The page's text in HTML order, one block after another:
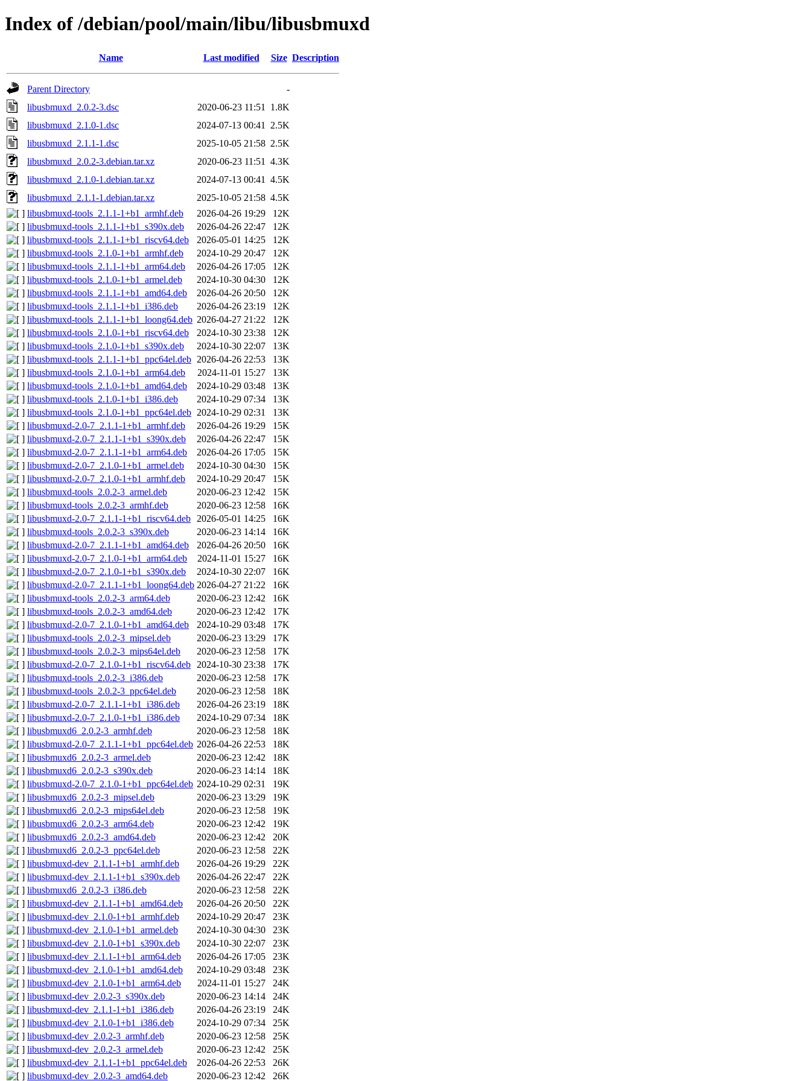
Index of /debian/pool/main/libu/libusbmuxd
Name Last modified Size Description
Parent Directory
-
libusbmuxd_2.0.2-3.dsc
2020-06-23 11:51
1.8K
libusbmuxd_2.1.0-1.dsc
2024-07-13 00:41
2.5K
libusbmuxd_2.1.1-1.dsc
2025-10-05 21:58 2.5K
libusbmuxd_2.0.2-3.debian.tar.xz
2020-06-23 11:51
4.3K
libusbmuxd_2.1.0-1.debian.tar.xz
2024-07-13 00:41
4.5K
libusbmuxd_2.1.1-1.debian.tar.xz
2025-10-05 21:58 4.5K
libusbmuxd-tools_2.1.1-1+b1_armhf.deb
2026-04-26 19:29
12K
libusbmuxd-tools_2.1.1-1+b1_s390x.deb
2026-04-26 22:47
12K
libusbmuxd-tools_2.1.1-1+b1_riscv64.deb
2026-05-01 14:25
12K
libusbmuxd-tools_2.1.0-1+b1_armhf.deb
2024-10-29 20:47
12K
libusbmuxd-tools_2.1.1-1+b1_arm64.deb
2026-04-26 17:05
12K
libusbmuxd-tools_2.1.0-1+b1_armel.deb
2024-10-30 04:30
12K
libusbmuxd-tools_2.1.1-1+b1_amd64.deb
2026-04-26 20:50
12K
libusbmuxd-tools_2.1.1-1+b1_i386.deb
2026-04-26 23:19
12K
libusbmuxd-tools_2.1.1-1+b1_loong64.deb 2026-04-27 21:22
12K
libusbmuxd-tools_2.1.0-1+b1_riscv64.deb
2024-10-30 23:38
12K
libusbmuxd-tools_2.1.0-1+b1_s390x.deb
2024-10-30 22:07
13K
libusbmuxd-tools_2.1.1-1+b1_ppc64el.deb 2026-04-26 22:53
13K
libusbmuxd-tools_2.1.0-1+b1_arm64.deb
2024-11-01 15:27
13K
libusbmuxd-tools_2.1.0-1+b1_amd64.deb
2024-10-29 03:48
13K
libusbmuxd-tools_2.1.0-1+b1_i386.deb
2024-10-29 07:34
13K
libusbmuxd-tools_2.1.0-1+b1_ppc64el.deb 2024-10-29 02:31
13K
libusbmuxd-2.0-7_2.1.1-1+b1_armhf.deb
2026-04-26 19:29
15K
libusbmuxd-2.0-7_2.1.1-1+b1_s390x.deb
2026-04-26 22:47
15K
libusbmuxd-2.0-7_2.1.1-1+b1_arm64.deb
2026-04-26 17:05
15K
libusbmuxd-2.0-7_2.1.0-1+b1_armel.deb
2024-10-30 04:30
15K
libusbmuxd-2.0-7_2.1.0-1+b1_armhf.deb
2024-10-29 20:47
15K
libusbmuxd-tools_2.0.2-3_armel.deb
2020-06-23 12:42
15K
libusbmuxd-tools_2.0.2-3_armhf.deb
2020-06-23 12:58
16K
libusbmuxd-2.0-7_2.1.1-1+b1_riscv64.deb
2026-05-01 14:25
16K
libusbmuxd-tools_2.0.2-3_s390x.deb
2020-06-23 14:14
16K
libusbmuxd-2.0-7_2.1.1-1+b1_amd64.deb
2026-04-26 20:50
16K
libusbmuxd-2.0-7_2.1.0-1+b1_arm64.deb
2024-11-01 15:27
16K
libusbmuxd-2.0-7_2.1.0-1+b1_s390x.deb
2024-10-30 22:07
16K
libusbmuxd-2.0-7_2.1.1-1+b1_loong64.deb 2026-04-27 21:22
16K
libusbmuxd-tools_2.0.2-3_arm64.deb
2020-06-23 12:42
16K
libusbmuxd-tools_2.0.2-3_amd64.deb
2020-06-23 12:42
17K
libusbmuxd-2.0-7_2.1.0-1+b1_amd64.deb
2024-10-29 03:48
17K
libusbmuxd-tools_2.0.2-3_mipsel.deb
2020-06-23 13:29
17K
libusbmuxd-tools_2.0.2-3_mips64el.deb
2020-06-23 12:58
17K
libusbmuxd-2.0-7_2.1.0-1+b1_riscv64.deb
2024-10-30 23:38
17K
libusbmuxd-tools_2.0.2-3_i386.deb
2020-06-23 12:58
17K
libusbmuxd-tools_2.0.2-3_ppc64el.deb
2020-06-23 12:58
18K
libusbmuxd-2.0-7_2.1.1-1+b1_i386.deb
2026-04-26 23:19
18K
libusbmuxd-2.0-7_2.1.0-1+b1_i386.deb
2024-10-29 07:34
18K
libusbmuxd6_2.0.2-3_armhf.deb
2020-06-23 12:58
18K
libusbmuxd-2.0-7_2.1.1-1+b1_ppc64el.deb 2026-04-26 22:53
18K
libusbmuxd6_2.0.2-3_armel.deb
2020-06-23 12:42
18K
libusbmuxd6_2.0.2-3_s390x.deb
2020-06-23 14:14
18K
libusbmuxd-2.0-7_2.1.0-1+b1_ppc64el.deb 2024-10-29 02:31
19K
libusbmuxd6_2.0.2-3_mipsel.deb
2020-06-23 13:29
19K
libusbmuxd6_2.0.2-3_mips64el.deb
2020-06-23 12:58
19K
libusbmuxd6_2.0.2-3_arm64.deb
2020-06-23 12:42
19K
libusbmuxd6_2.0.2-3_amd64.deb
2020-06-23 12:42
20K
libusbmuxd6_2.0.2-3_ppc64el.deb
2020-06-23 12:58
22K
libusbmuxd-dev_2.1.1-1+b1_armhf.deb
2026-04-26 19:29
22K
libusbmuxd-dev_2.1.1-1+b1_s390x.deb
2026-04-26 22:47
22K
libusbmuxd6_2.0.2-3_i386.deb
2020-06-23 12:58
22K
libusbmuxd-dev_2.1.1-1+b1_amd64.deb
2026-04-26 20:50
22K
libusbmuxd-dev_2.1.0-1+b1_armhf.deb
2024-10-29 20:47
23K
libusbmuxd-dev_2.1.0-1+b1_armel.deb
2024-10-30 04:30
23K
libusbmuxd-dev_2.1.0-1+b1_s390x.deb
2024-10-30 22:07
23K
libusbmuxd-dev_2.1.1-1+b1_arm64.deb
2026-04-26 17:05
23K
libusbmuxd-dev_2.1.0-1+b1_amd64.deb
2024-10-29 03:48
23K
libusbmuxd-dev_2.1.0-1+b1_arm64.deb
2024-11-01 15:27
24K
libusbmuxd-dev_2.0.2-3_s390x.deb
2020-06-23 14:14
24K
libusbmuxd-dev_2.1.1-1+b1_i386.deb
2026-04-26 23:19
24K
libusbmuxd-dev_2.1.0-1+b1_i386.deb
2024-10-29 07:34
25K
libusbmuxd-dev_2.0.2-3_armhf.deb
2020-06-23 12:58
25K
libusbmuxd-dev_2.0.2-3_armel.deb
2020-06-23 12:42
25K
libusbmuxd-dev_2.1.1-1+b1_ppc64el.deb
2026-04-26 22:53
26K
libusbmuxd-dev_2.0.2-3_amd64.deb
2020-06-23 12:42 26K